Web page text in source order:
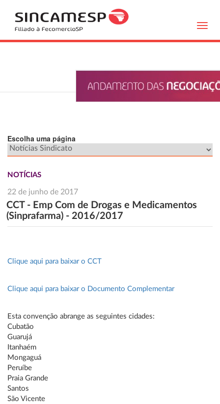
Escolha uma página
NOTÍCIAS
22 de junho de 2017
CCT - Emp Com de Drogas e Medicamentos
(Sinprafarma) - 2016/2017
Clique aqui para baixar o CCT
Clique aqui para baixar o Documento Complementar
Esta convenção abrange as seguintes cidades:
Cubatão
Guarujá
Itanhaém
Mongaguá
Peruíbe
Praia Grande
Santos
São Vicente